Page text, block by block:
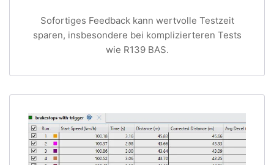
Sofortiges Feedback kann wertvolle Testzeit
sparen, insbesondere bei komplizierteren Tests
wie R139 BAS.